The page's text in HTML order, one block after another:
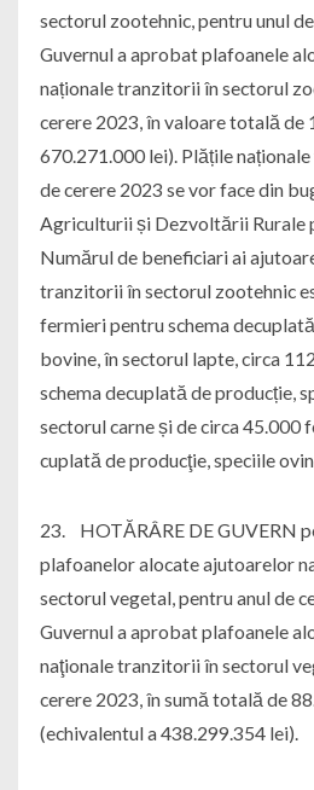
sectorul zootehnic, pentru unul
Guvernul a aprobat plafoanele
naționale tranzitorii în sectorul
cerere 2023, în valoare totală de
670.271.000 lei). Plățile
de cerere 2023 se vor face din
Agriculturii și Dezvoltării Rurale
Numărul de beneficiari ai
tranzitorii în sectorul zootehnic
fermieri pentru schema
bovine, în sectorul lapte, circa
schema decuplată de producție,
sectorul carne și de circa 45.000
cuplată de producţie, speciile
23. HOTĂRÂRE DE GUVERN
plafoanelor alocate ajutoarelor
sectorul vegetal, pentru anul de
Guvernul a aprobat plafoanele
naţionale tranzitorii în sectorul
cerere 2023, în sumă totală de
(echivalentul a 438.299.354 lei).